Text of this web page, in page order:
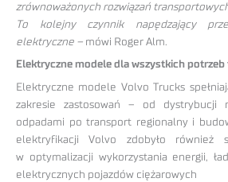
zrównoważonych rozwiązań
To kolejny czynnik napędzający
elektryczne – mówi Roger Alm.
Elektryczne modele dla wszystkich
Elektryczne modele Volvo Trucks
zakresie zastosowań – od dystrybucji
odpadami po transport regionalny i
elektryfikacji Volvo zdobyło również
w optymalizacji wykorzystania energii,
elektrycznych pojazdów ciężarowych